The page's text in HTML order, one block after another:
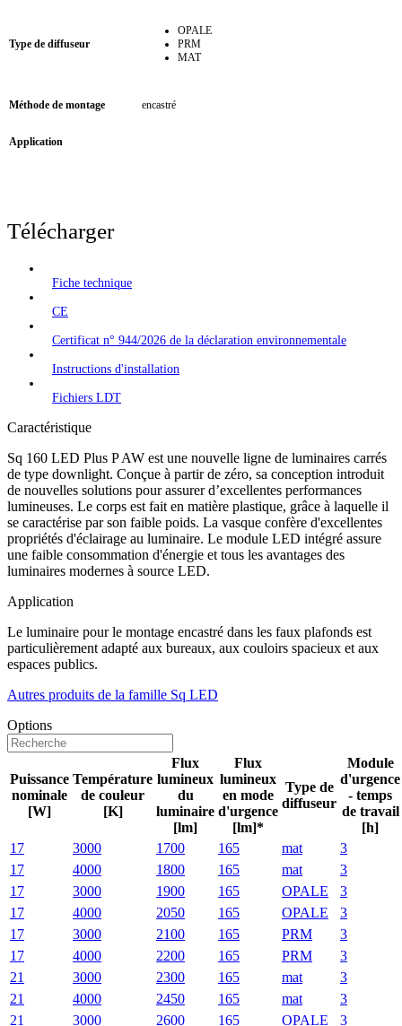
Type de diffuseur
OPALE
PRM
MAT
Méthode de montage encastré
Application
Télécharger
Fiche technique
CE
Certificat n° 944/2026 de la déclaration environnementale
Instructions d'installation
Fichiers LDT
Caractéristique
Sq 160 LED Plus P AW est une nouvelle ligne de luminaires carrés
de type downlight. Conçue à partir de zéro, sa conception introduit
de nouvelles solutions pour assurer d’excellentes performances
lumineuses. Le corps est fait en matière plastique, grâce à laquelle il
se caractérise par son faible poids. La vasque confère d'excellentes
propriétés d'éclairage au luminaire. Le module LED intégré assure
une faible consommation d'énergie et tous les avantages des
luminaires modernes à source LED.
Application
Le luminaire pour le montage encastré dans les faux plafonds est
particulièrement adapté aux bureaux, aux couloirs spacieux et aux
espaces publics.
Autres produits de la famille Sq LED
Options
Puissance
nominale
[W]
Température
de couleur
[K]
Flux
lumineux
du
luminaire
[lm]
Flux
lumineux
en mode
d'urgence
[lm]*
Type de
diffuseur
Module
d'urgence
- temps
de travail
[h]
17
3000 1700 165 mat
3
17
4000 1800 165 mat
3
17
3000 1900 165 OPALE
3
17
4000 2050 165 OPALE
3
17
3000 2100 165 PRM
3
17
4000 2200 165 PRM
3
21
3000 2300 165 mat
3
21
4000 2450 165 mat
3
21
3000 2600 165 OPALE
3